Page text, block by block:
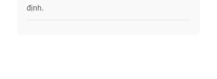
định.